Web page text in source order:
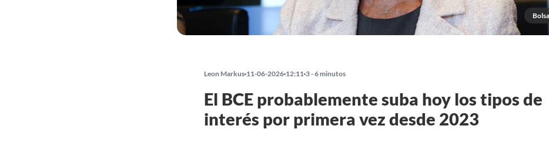
Leon Markus 11-06-2026 12:11 3 - 6 minutos
El BCE probablemente suba hoy los tipos de
interés por primera vez desde 2023